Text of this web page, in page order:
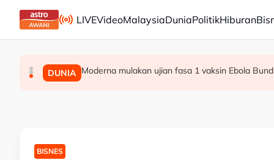
Skip to main content
LIVEVideoMalaysiaDuniaPolitikHiburan
MALAYSIA Gangguan seksual, buli siber pelajar: JPNPP
MALAYSIA Permintaan pusat data di Selangor tidak beri
DUNIA Moderna mulakan ujian fasa 1 vaksin Ebola
BISNES